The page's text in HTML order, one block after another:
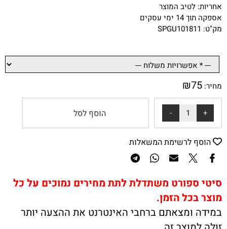
אחריות: לטיב המוצר
אספקה תוך 14 ימי עסקים
מק"ט: SPGU101811
מחיר: ₪75
הוסף לסל
הוסף לרשימת המשאלות
סיטי ספורט משתדלת לתת מחירים נמוכים על כל
מוצר בכל הזמן.
במידה ומצאתם ברחבי האינטרנט את ההצעה יותר